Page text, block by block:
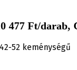
477 Ft/darab,
52 keménységű